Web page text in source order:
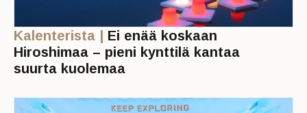
Kalenterista | Ei enää koskaan
Hiroshimaa – pieni kynttilä kantaa
suurta kuolemaa